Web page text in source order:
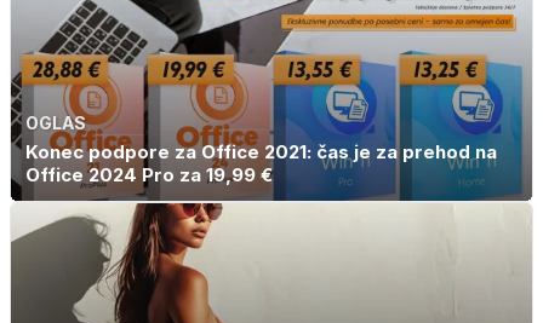
OGLAS
Konec podpore za Office 2021: čas je za prehod na
Office 2024 Pro za 19,99 €